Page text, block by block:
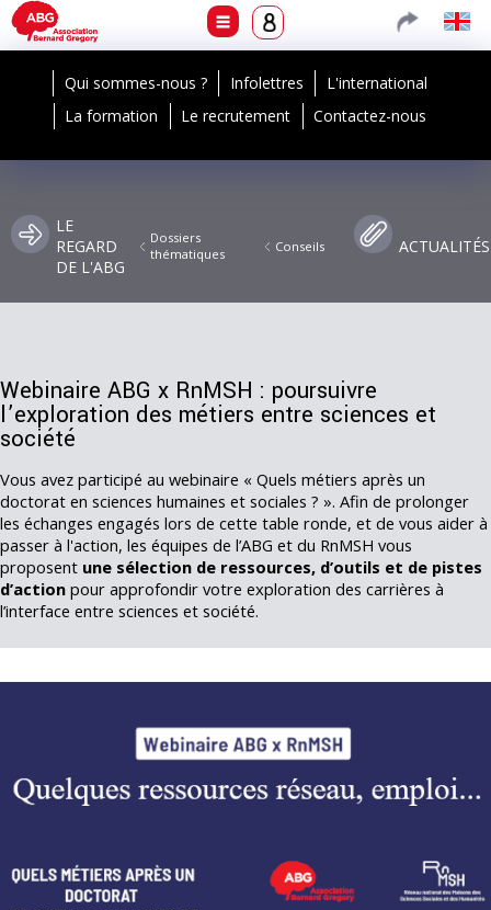
Qui sommes-nous ? Infolettres
L'international
La formation
Le recrutement Contactez-nous
LE
REGARD
DE L'ABG
Dossiers
thématiques
Conseils ACTUALITÉS
Webinaire ABG x RnMSH : poursuivre
l’exploration des métiers entre sciences et
société
Vous avez participé au webinaire « Quels métiers après un
doctorat en sciences humaines et sociales ? ». Afin de prolonger
les échanges engagés lors de cette table ronde, et de vous aider à
passer à l'action, les équipes de l’ABG et du RnMSH vous
proposent une sélection de ressources, d’outils et de pistes
d’action pour approfondir votre exploration des carrières à
l’interface entre sciences et société.